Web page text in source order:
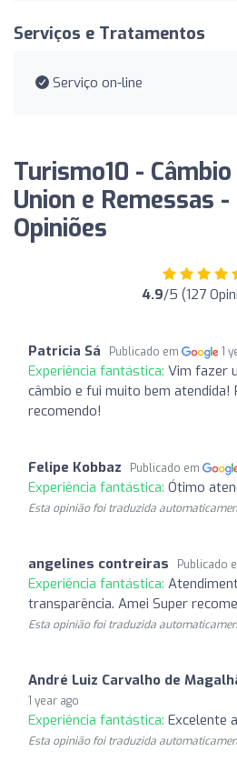
Serviços e Tratamentos
Serviço on-line
Turismo10 -
Union e Remessas
Opiniões
4.9/5 (127
Patricia Sá Publicado em 1
Experiência fantástica: Vim fazer
câmbio e fui muito bem atendida!
recomendo!
Felipe Kobbaz Publicado em
Experiência fantástica: Ótimo
Esta opinião foi traduzida
angelines contreiras Publicado
Experiência fantástica:
transparência. Amei Super
Esta opinião foi traduzida
André Luiz Carvalho de
1 year ago
Experiência fantástica: Excelente
Esta opinião foi traduzida